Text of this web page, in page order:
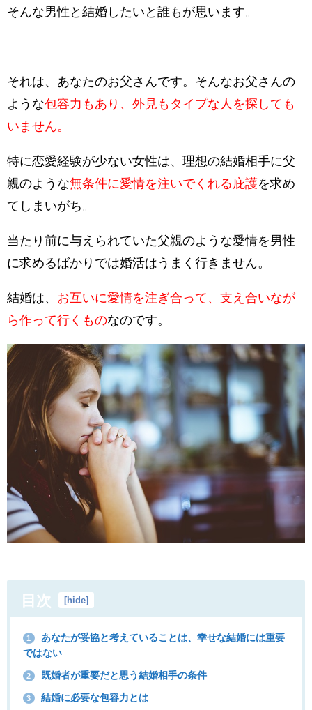
そんな男性と結婚したいと誰もが思います。
それは、あなたのお父さんです。そんなお父さんの
ような包容力もあり、外見もタイプな人を探しても
いません。
特に恋愛経験が少ない女性は、理想の結婚相手に父
親のような無条件に愛情を注いでくれる庇護を求め
てしまいがち。
当たり前に与えられていた父親のような愛情を男性
に求めるばかりでは婚活はうまく行きません。
結婚は、 お互いに愛情を注ぎ合って、支え合いなが
ら作って行くものなのです。
目次 [hide]
1
あなたが妥協と考えていることは、幸せな結婚には重要
ではない
2 既婚者が重要だと思う結婚相手の条件
3 結婚に必要な包容力とは